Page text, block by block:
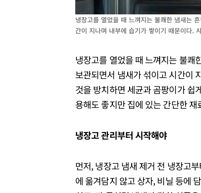
냉장고를 열었을 때 느껴지는 불쾌한 냄새는
간이 지나며 내부에 습기가 쌓이기 때문이다.
냉장고를 열었을 때 느껴지는 불쾌
보관되면서 냄새가 섞이고 시간이
것을 방치하면 세균과 곰팡이가 쉽
용해도 좋지만 집에 있는 간단한
냉장고 관리부터 시작해야
먼저, 냉장고 냄새 제거 전 냉장고
에 옮겨담지 않고 상자, 비닐 등에